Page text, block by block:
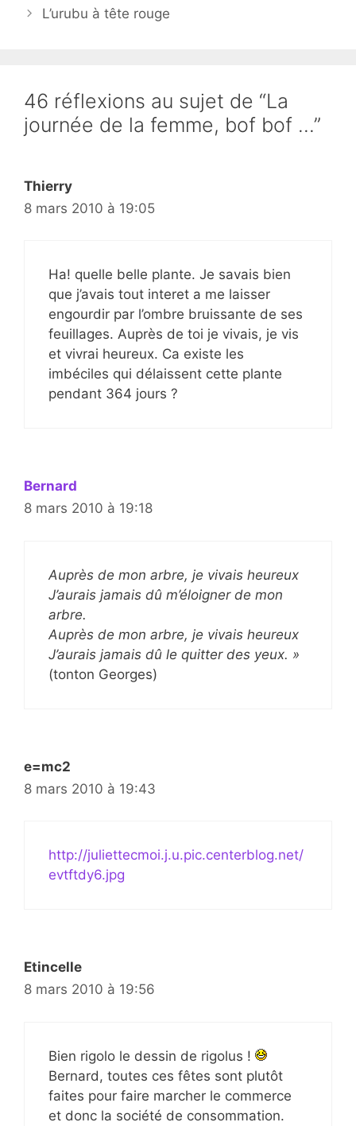
L’urubu à tête rouge
46 réflexions au sujet de “La
journée de la femme, bof bof …”
Thierry
8 mars 2010 à 19:05
Ha! quelle belle plante. Je savais bien
que j’avais tout interet a me laisser
engourdir par l’ombre bruissante de ses
feuillages. Auprès de toi je vivais, je vis
et vivrai heureux. Ca existe les
imbéciles qui délaissent cette plante
pendant 364 jours ?
Bernard
8 mars 2010 à 19:18
Auprès de mon arbre, je vivais heureux
J’aurais jamais dû m’éloigner de mon
arbre.
Auprès de mon arbre, je vivais heureux
J’aurais jamais dû le quitter des yeux. »
(tonton Georges)
e=mc2
8 mars 2010 à 19:43
http://juliettecmoi.j.u.pic.centerblog.net/
evtftdy6.jpg
Etincelle
8 mars 2010 à 19:56
Bien rigolo le dessin de rigolus !
Bernard, toutes ces fêtes sont plutôt
faites pour faire marcher le commerce
et donc la société de consommation.